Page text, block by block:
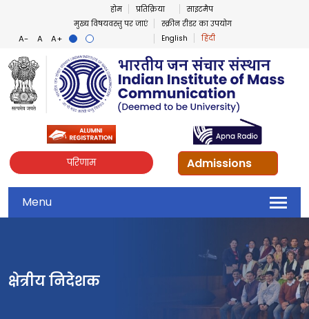
होम प्रतिक्रिया
साइटमैप
मुख्य विषयवस्तु पर जाएं
स्क्रीन रीडर का उपयोग
English
हिंदी
परिणाम Admissions
Menu
क्षेत्रीय निदेशक